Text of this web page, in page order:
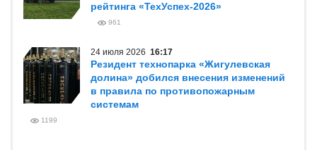
рейтинга «ТехУспех-2026»
961
24 июля 2026 16:17
Резидент технопарка «Жигулевская
долина» добился внесения изменений
в правила по противопожарным
системам
1199